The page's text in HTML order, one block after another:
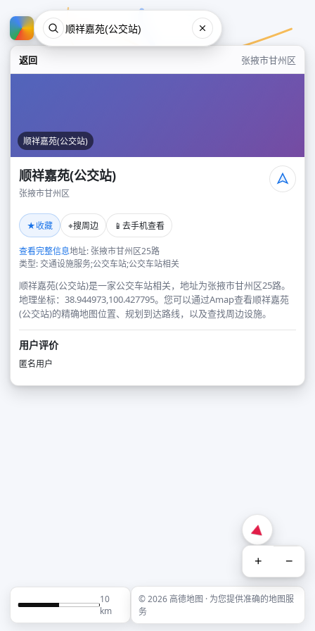
返回 张掖市甘州区
顺祥嘉苑(公交站)
顺祥嘉苑(公交站)
张掖市甘州区
★收藏 ⌖搜周边 📱 去手机查看
查看完整信息地址: 张掖市甘州区25路
类型: 交通设施服务;公交车站;公交车站相关
顺祥嘉苑(公交站)是一家公交车站相关，地址为张掖市甘州区25路。
地理坐标：38.944973,100.427795。您可以通过Amap查看顺祥嘉苑
(公交站)的精确地图位置、规划到达路线，以及查找周边设施。
用户评价
匿名用户
+ −
10
km
© 2026 高德地图 · 为您提供准确的地图服
务